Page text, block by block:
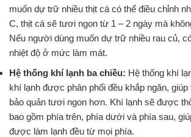
muốn dự trữ nhiều thịt cá có thể điều chỉnh
C, thịt cá sẽ tươi ngon từ 1 – 2 ngày mà
Nếu người dùng muốn dự trữ nhiều rau củ,
nhiệt độ ở mức làm mát.
Hệ thống khí lạnh ba chiều: Hệ thống khí
khí lạnh được phân phối đều khắp ngăn,
bảo quản tươi ngon hơn. Khí lạnh sẽ được
bao gồm phía trên, phía dưới và phía sau,
được làm lạnh đều từ mọi phía.